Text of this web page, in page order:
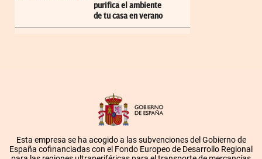
purifica el ambiente
de tu casa en verano
Esta empresa se ha acogido a las subvenciones del Gobierno de
España cofinanciadas con el Fondo Europeo de Desarrollo Regional